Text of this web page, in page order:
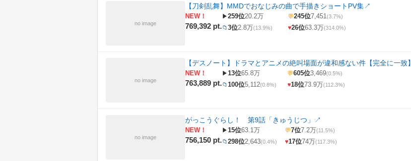
no image
【刀剣乱舞】MMDでおなじみの曲で手描きショートPV集↗
NEW！
769,392 pt.
▶259位20.2万 💬245位7,451(3.7%)
📁 3位2.8万(13.9%) ♥26位63.3万(314.0%)
no image
【デスノート】ドラマとアニメの絶叫場面が違和感ない件【完全に一致】
NEW！
763,889 pt.
▶13位65.8万 💬605位3,469(0.5%)
📁 100位5,112(0.8%) ♥18位73.9万(112.3%)
no image
がっこうぐらし！ 第9話「きゅうじつ」 ↗
NEW！
756,150 pt.
▶15位63.1万 💬7位7.2万(11.5%)
📁 298位2,643(0.4%) ♥17位74万(117.3%)